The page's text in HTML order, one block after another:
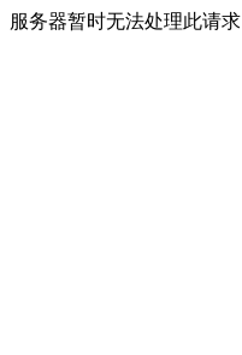
服务器暂时无法处理此请求